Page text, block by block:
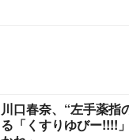
川口春奈、“左手薬指
る「くすりゆびー!!!!